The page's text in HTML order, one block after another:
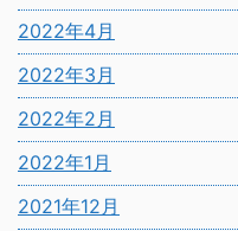
2022年4月
2022年3月
2022年2月
2022年1月
2021年12月